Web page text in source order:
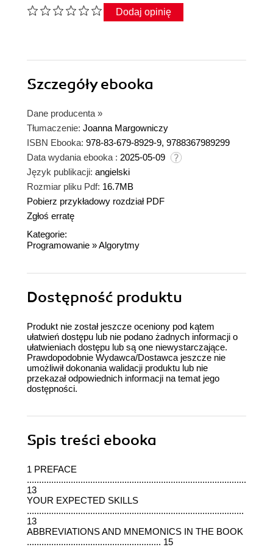
Dodaj opinię
Szczegółyebooka
Dane producenta »
Tłumaczenie: Joanna Margowniczy
ISBN Ebooka: 978-83-679-8929-9, 9788367989299
Data wydania ebooka : 2025-05-09
Język publikacji: angielski
Rozmiar pliku Pdf: 16.7MB
Pobierz przykładowy rozdział PDF
Zgłoś erratę
Kategorie:
Programowanie »Algorytmy
Dostępność produktu
Produkt nie został jeszcze oceniony pod kątem
ułatwień dostępu lub nie podano żadnych informacji o
ułatwieniach dostępu lub są one niewystarczające.
Prawdopodobnie Wydawca/Dostawca jeszcze nie
umożliwił dokonania walidacji produktu lub nie
przekazał odpowiednich informacji na temat jego
dostępności.
Spis treści ebooka
1 PREFACE
................................................................................................
13
YOUR EXPECTED SKILLS
.........................................................................................
13
ABBREVIATIONS AND MNEMONICS IN THE BOOK
....................................................... 15